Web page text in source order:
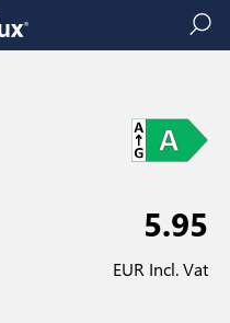
5.95
EUR Incl. Vat